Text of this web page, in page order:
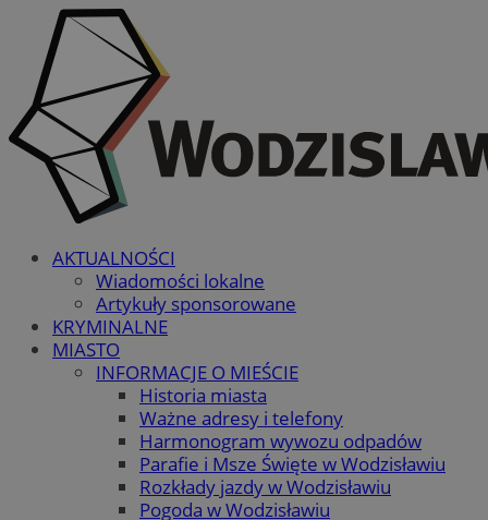
AKTUALNOŚCI
Wiadomości lokalne
Artykuły sponsorowane
KRYMINALNE
MIASTO
INFORMACJE O MIEŚCIE
Historia miasta
Ważne adresy i telefony
Harmonogram wywozu odpadów
Parafie i Msze Święte w Wodzisławiu
Rozkłady jazdy w Wodzisławiu
Pogoda w Wodzisławiu